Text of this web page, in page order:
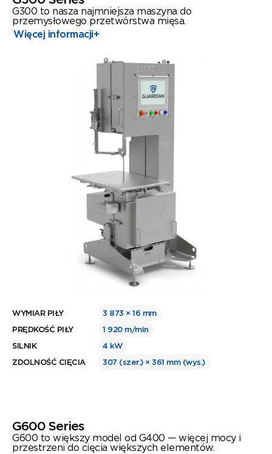
G300 to nasza najmniejsza maszyna do
przemysłowego przetwórstwa mięsa.
Więcej informacji+
WYMIAR PIŁY
3 873 × 16 mm
PRĘDKOŚĆ PIŁY
1 920 m/min
SILNIK
4 kW
ZDOLNOŚĆ CIĘCIA
307 (szer.) × 361 mm (wys.)
G600 Series
G600 to większy model od G400 — więcej mocy i
przestrzeni do cięcia większych elementów.